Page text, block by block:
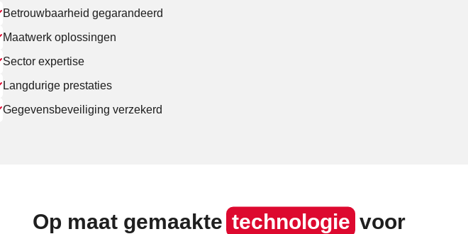
Betrouwbaarheid gegarandeerd
Maatwerk oplossingen
Sector expertise
Langdurige prestaties
Gegevensbeveiliging verzekerd
Op maat gemaakte technologie voor